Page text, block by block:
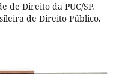
de Direito da PUC/SP.
de Direito Público.